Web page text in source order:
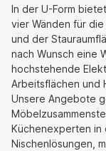
In der U-Form
vier Wänden für
und der
nach Wunsch eine
hochstehende
Arbeitsflächen und
Unsere Angebote
Küchenexperten in
Nischenlösungen,